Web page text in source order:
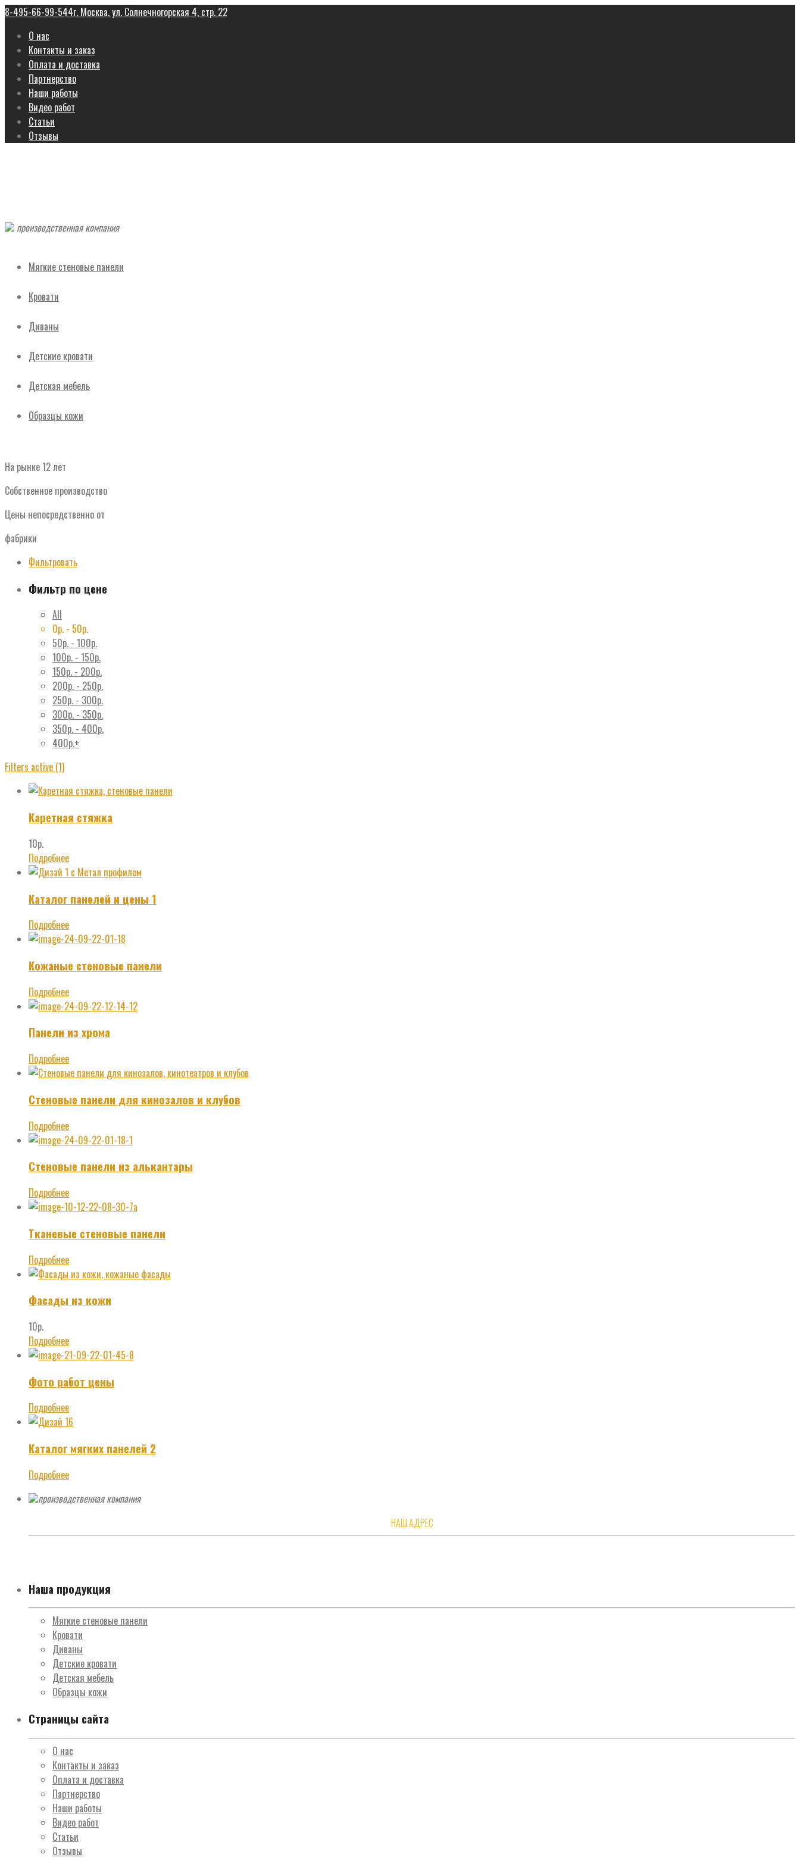
8-495-66-99-544г. Москва, ул. Солнечногорская 4, стр. 22
О нас
Контакты и заказ
Оплата и доставка
Партнерство
Наши работы
Видео работ
Статьи
Отзывы
производственная компания
Мягкие стеновые панели
Кровати
Диваны
Детские кровати
Детская мебель
Образцы кожи
На рынке 12 лет
Собственное производство
Цены непосредственно от
фабрики
Фильтровать
Фильтр по цене
All
0р. - 50р.
50р. - 100р.
100р. - 150р.
150р. - 200р.
200р. - 250р.
250р. - 300р.
300р. - 350р.
350р. - 400р.
400р.+
Filters active (1)
Каретная стяжка
10р.
Подробнее
Каталог панелей и цены 1
Подробнее
Кожаные стеновые панели
Подробнее
Панели из хрома
Подробнее
Стеновые панели для кинозалов и клубов
Подробнее
Стеновые панели из алькантары
Подробнее
Тканевые стеновые панели
Подробнее
Фасады из кожи
10р.
Подробнее
Фото работ цены
Подробнее
Каталог мягких панелей 2
Подробнее
производственная компания
НАШ АДРЕС
Наша продукция
Мягкие стеновые панели
Кровати
Диваны
Детские кровати
Детская мебель
Образцы кожи
Страницы сайта
О нас
Контакты и заказ
Оплата и доставка
Партнерство
Наши работы
Видео работ
Статьи
Отзывы